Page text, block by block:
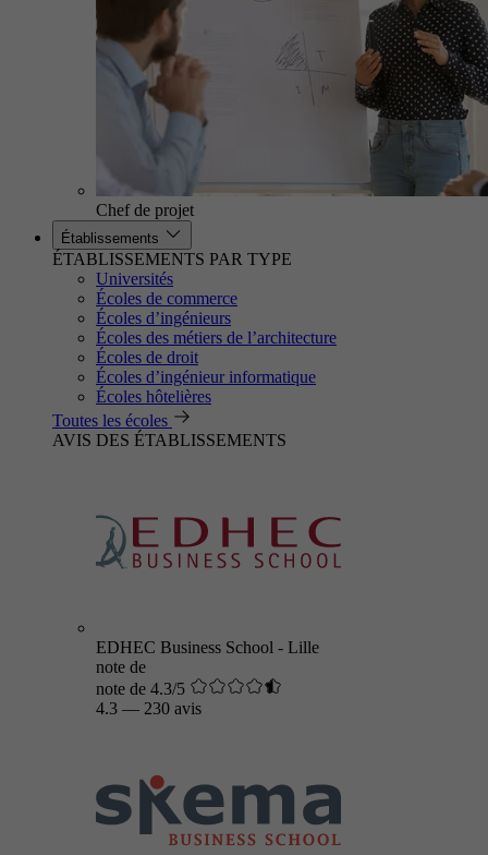
Chef de projet
Établissements
ÉTABLISSEMENTS PAR TYPE
Universités
Écoles de commerce
Écoles d’ingénieurs
Écoles des métiers de l’architecture
Écoles de droit
Écoles d’ingénieur informatique
Écoles hôtelières
Toutes les écoles
AVIS DES ÉTABLISSEMENTS
EDHEC Business School - Lille
note de
note de 4.3/5
4.3 — 230 avis